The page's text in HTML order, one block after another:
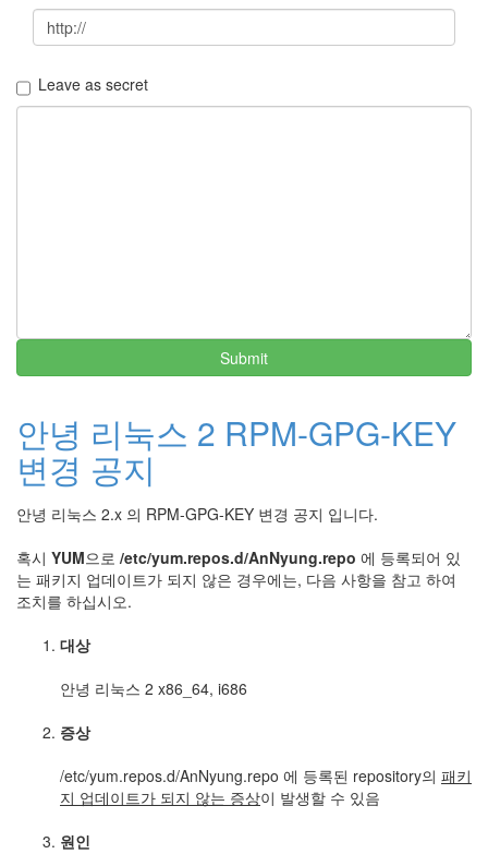
Leave as secret
Submit
안녕 리눅스 2 RPM-GPG-KEY
변경 공지
안녕 리눅스 2.x 의 RPM-GPG-KEY 변경 공지 입니다.
혹시 YUM으로 /etc/yum.repos.d/AnNyung.repo 에 등록되어 있
는 패키지 업데이트가 되지 않은 경우에는, 다음 사항을 참고 하여
조치를 하십시오.
대상
안녕 리눅스 2 x86_64, i686
증상
/etc/yum.repos.d/AnNyung.repo 에 등록된 repository의 패키
지 업데이트가 되지 않는 증상이 발생할 수 있음
원인